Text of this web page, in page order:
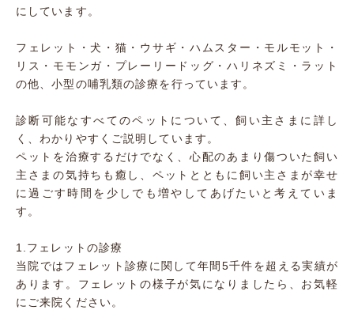
にしています。
フェレット・犬・猫・ウサギ・ハムスター・モルモット・
リス・モモンガ・プレーリードッグ・ハリネズミ・ラット
の他、小型の哺乳類の診療を行っています。
診断可能なすべてのペットについて、飼い主さまに詳し
く、わかりやすくご説明しています。
ペットを治療するだけでなく、心配のあまり傷ついた飼い
主さまの気持ちも癒し、ペットとともに飼い主さまが幸せ
に過ごす時間を少しでも増やしてあげたいと考えていま
す。
1.フェレットの診療
当院ではフェレット診療に関して年間5千件を超える実績が
あります。フェレットの様子が気になりましたら、お気軽
にご来院ください。